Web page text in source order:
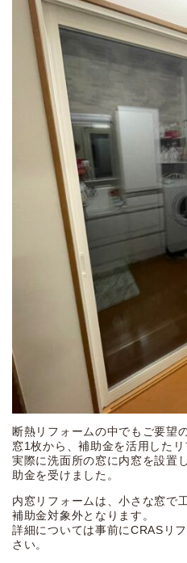
断熱リフォームの中でもご要望
窓1枚から、補助金を活用したリ
実際に洗面所の窓に内窓を設置
助金を受けました。
内窓リフォームは、小さな窓で
補助金対象外となります。
詳細については事前にCRASリ
さい。